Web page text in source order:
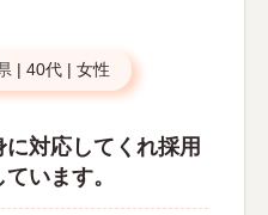
| 40代 | 女性
対応してくれ採用
います。